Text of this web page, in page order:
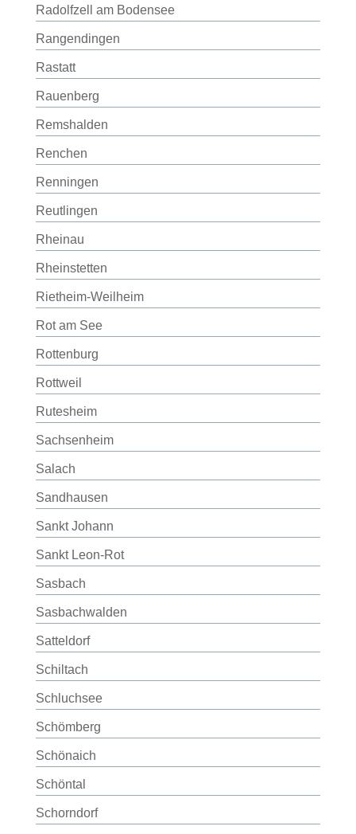
Radolfzell am Bodensee
Rangendingen
Rastatt
Rauenberg
Remshalden
Renchen
Renningen
Reutlingen
Rheinau
Rheinstetten
Rietheim-Weilheim
Rot am See
Rottenburg
Rottweil
Rutesheim
Sachsenheim
Salach
Sandhausen
Sankt Johann
Sankt Leon-Rot
Sasbach
Sasbachwalden
Satteldorf
Schiltach
Schluchsee
Schömberg
Schönaich
Schöntal
Schorndorf